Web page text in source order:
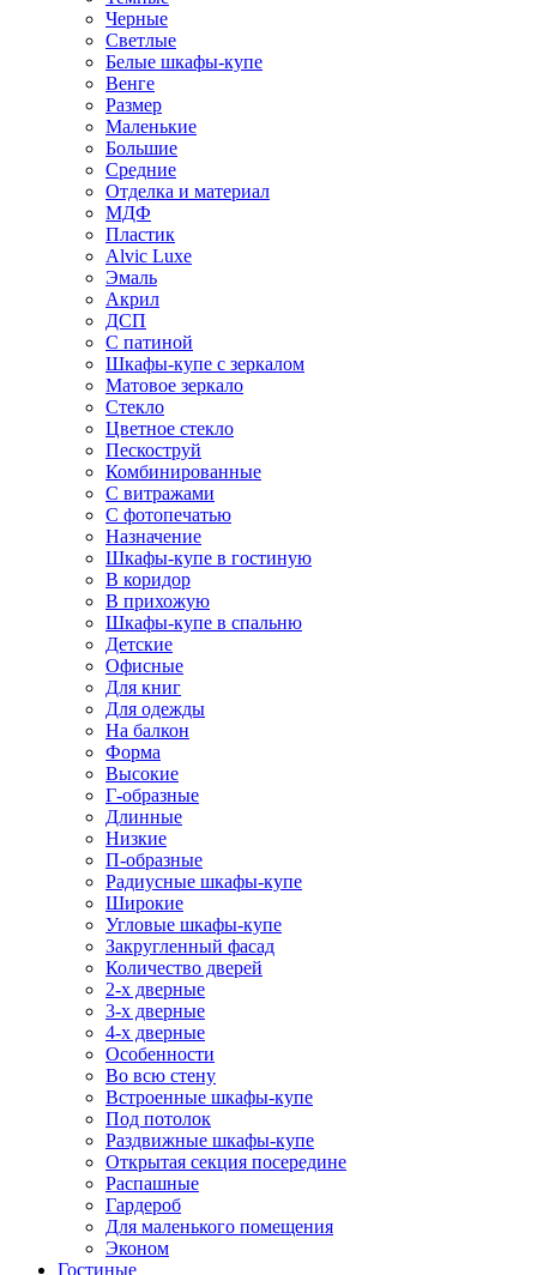
Черные
Светлые
Белые шкафы-купе
Венге
Размер
Маленькие
Большие
Средние
Отделка и материал
МДФ
Пластик
Alvic Luxe
Эмаль
Акрил
ДСП
С патиной
Шкафы-купе с зеркалом
Матовое зеркало
Стекло
Цветное стекло
Пескоструй
Комбинированные
С витражами
С фотопечатью
Назначение
Шкафы-купе в гостиную
В коридор
В прихожую
Шкафы-купе в спальню
Детские
Офисные
Для книг
Для одежды
На балкон
Форма
Высокие
Г-образные
Длинные
Низкие
П-образные
Радиусные шкафы-купе
Широкие
Угловые шкафы-купе
Закругленный фасад
Количество дверей
2-х дверные
3-х дверные
4-х дверные
Особенности
Во всю стену
Встроенные шкафы-купе
Под потолок
Раздвижные шкафы-купе
Открытая секция посередине
Распашные
Гардероб
Для маленького помещения
Эконом
Гостиные